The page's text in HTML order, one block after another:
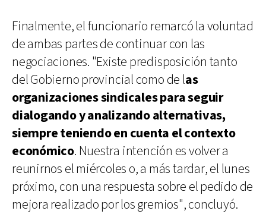
Finalmente, el funcionario remarcó la voluntad
de ambas partes de continuar con las
negociaciones. "Existe predisposición tanto
del Gobierno provincial como de las
organizaciones sindicales para seguir
dialogando y analizando alternativas,
siempre teniendo en cuenta el contexto
económico. Nuestra intención es volver a
reunirnos el miércoles o, a más tardar, el lunes
próximo, con una respuesta sobre el pedido de
mejora realizado por los gremios", concluyó.